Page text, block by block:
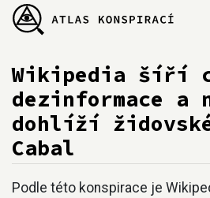
Wikipedia šíří
dezinformace a
dohlíží
Cabal
Přejít na:navigace,hledání
Podle této konspirace je